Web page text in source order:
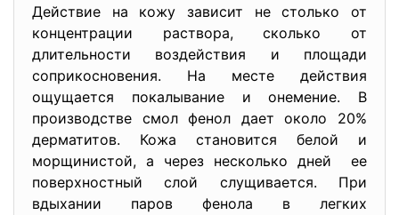
Действие на кожу зависит не столько от
концентрации раствора, сколько от
длительности воздействия и площади
соприкосновения. На месте действия
ощущается покалывание и онемение. В
производстве смол фенол дает около 20%
дерматитов. Кожа становится белой и
морщинистой, а через несколько дней ее
поверхностный слой слущивается. При
вдыхании паров фенола в легких